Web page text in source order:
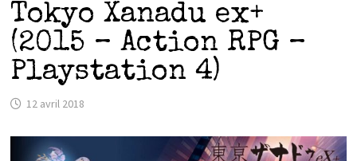
Tokyo Xanadu ex+
(2015 – Action RPG –
Playstation 4)
12 avril 2018